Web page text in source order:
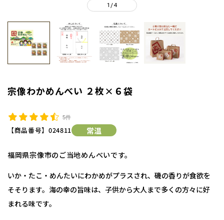
1 /4
宗像わかめんべい ２枚×６袋
5件
【商品番号】 024811 常温
福岡県宗像市のご当地めんべいです。
いか・たこ・めんたいにわかめがプラスされ、磯の香りが食欲を
そそります。海の幸の旨味は、子供から大人まで多くの方々に好
まれる味です。